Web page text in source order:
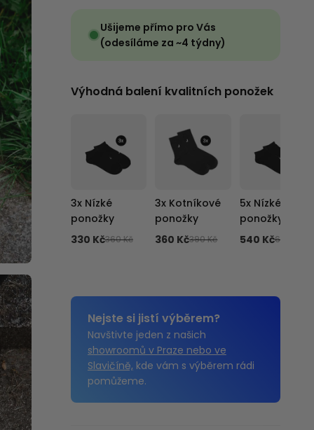
Ušijeme přímo pro Vás
(odesíláme za ~4 týdny)
Výhodná balení kvalitních ponožek
3x Nízké
ponožky
330 Kč360 Kč
3x Kotníkové
ponožky
360 Kč390 Kč
5x Nízké
ponožky
540 Kč600 Kč
Nejste si jistí výběrem?
Navštivte jeden z našich
showroomů v Praze nebo ve
Slavičíně, kde vám s výběrem rádi
pomůžeme.